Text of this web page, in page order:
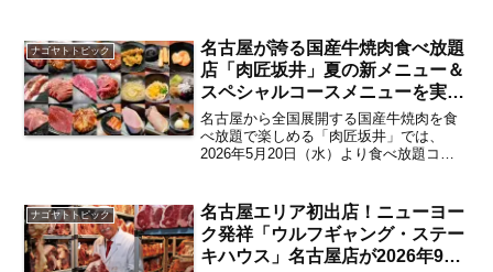
場町・大須界隈を中心とした名古屋市内
各所にて開...
ナゴヤトトピック
名古屋が誇る国産牛焼肉食べ放題
店「肉匠坂井」夏の新メニュー＆
スペシャルコースメニューを実食
レポート 特製八丁味噌だれとカ
ルビの相性は？【レポート／名古
屋発】
名古屋から全国展開する国産牛焼肉を食
べ放題で楽しめる「肉匠坂井」では、
2026年5月20日（水）より食べ放題コー
スとして贅沢なおいしさをトコトン堪能
できる「肉匠坂井ス...
ナゴヤトトピック
名古屋エリア初出店！ニューヨー
ク発祥「ウルフギャング・ステー
キハウス」名古屋店が2026年9月